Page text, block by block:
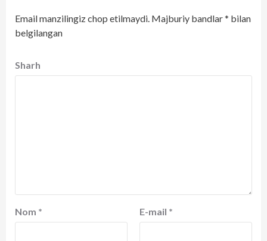
Email manzilingiz chop etilmaydi. Majburiy bandlar* bilan
belgilangan
Sharh
Nom * E-mail *